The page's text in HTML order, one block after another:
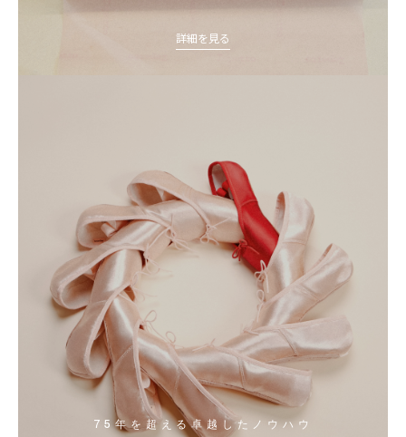
詳細を見る
75年を超える卓越したノウハウ